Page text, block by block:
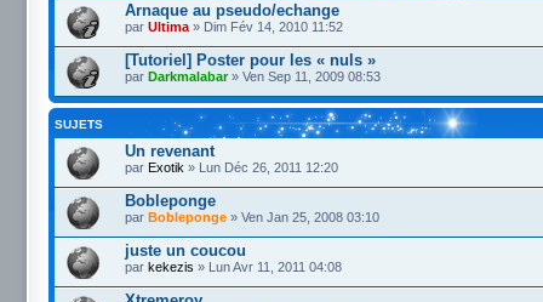
Arnaque au pseudo/echange
par Ultima » Dim Fév 14, 2010 11:52
[Tutoriel] Poster pour les « nuls »
par Darkmalabar» Ven Sep 11, 2009 08:53
SUJETS
Un revenant
par Exotik » Lun Déc 26, 2011 12:20
Bobleponge
par Bobleponge » Ven Jan 25, 2008 03:10
juste un coucou
par kekezis » Lun Avr 11, 2011 04:08